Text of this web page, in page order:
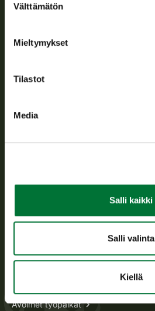
valinta
Välttämätön
Mieltymykset
Tilastot
Media
Salli kaikki
Salli valinta
Kiellä
Tietoa meistä
Asiakaspalvelu
Avoinna arkipäivisin klo 9-15.
p. 029 431 2001
Usein kysytyt kysymykset
Lupa-asiat
Tietoa meistä
Avoimet työpaikat